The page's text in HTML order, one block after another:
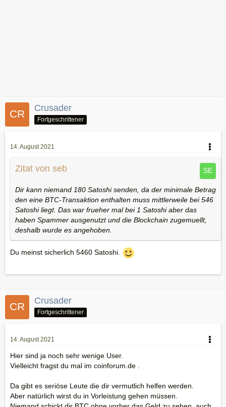
Crusader
Fortgeschrittener
14. August 2021
Zitat von seb
Dir kann niemand 180 Satoshi senden, da der minimale Betrag
den eine BTC-Transaktion enthalten muss mittlerweile bei 546
Satoshi liegt. Das war frueher mal bei 1 Satoshi aber das
haben Spammer ausgenutzt und die Blockchain zugemuellt,
deshalb wurde es angehoben.
Du meinst sicherlich 5460 Satoshi.
Crusader
Fortgeschrittener
14. August 2021
Hier sind ja noch sehr wenige User.
Vielleicht fragst du mal im coinforum.de .
Da gibt es seriöse Leute die dir vermutlich helfen werden.
Aber natürlich wirst du in Vorleistung gehen müssen.